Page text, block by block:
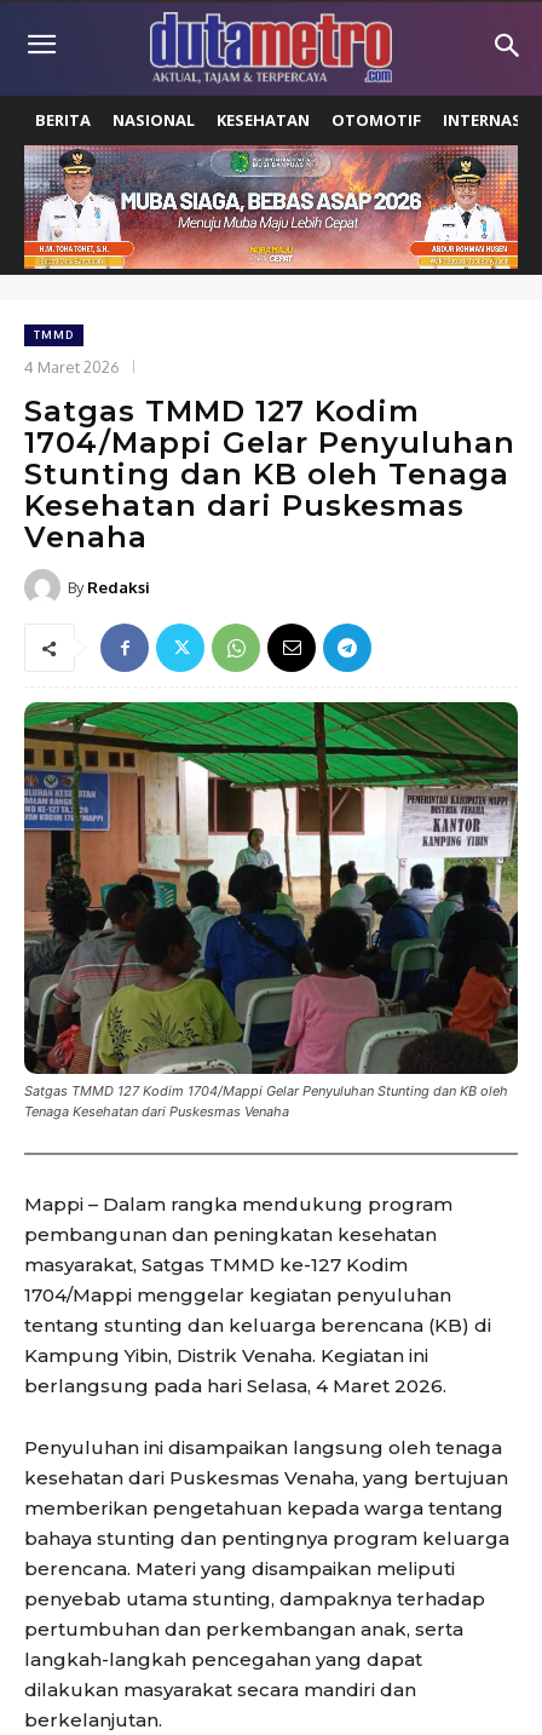
BERITA NASIONAL KESEHATAN OTOMOTIF
TMMD
4 Maret 2026
Satgas TMMD 127 Kodim
1704/Mappi Gelar Penyuluhan
Stunting dan KB oleh Tenaga
Kesehatan dari Puskesmas
Venaha
By Redaksi
Satgas TMMD 127 Kodim 1704/Mappi Gelar Penyuluhan Stunting dan KB oleh
Tenaga Kesehatan dari Puskesmas Venaha
Mappi – Dalam rangka mendukung program
pembangunan dan peningkatan kesehatan
masyarakat, Satgas TMMD ke-127 Kodim
1704/Mappi menggelar kegiatan penyuluhan
tentang stunting dan keluarga berencana (KB) di
Kampung Yibin, Distrik Venaha. Kegiatan ini
berlangsung pada hari Selasa, 4 Maret 2026.
Penyuluhan ini disampaikan langsung oleh tenaga
kesehatan dari Puskesmas Venaha, yang bertujuan
memberikan pengetahuan kepada warga tentang
bahaya stunting dan pentingnya program keluarga
berencana. Materi yang disampaikan meliputi
penyebab utama stunting, dampaknya terhadap
pertumbuhan dan perkembangan anak, serta
langkah-langkah pencegahan yang dapat
dilakukan masyarakat secara mandiri dan
berkelanjutan.